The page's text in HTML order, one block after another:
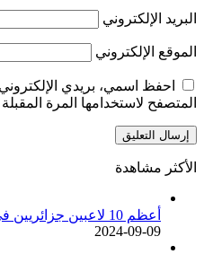
البريد الإلكتروني
الموقع الإلكتروني
احفظ اسمي، بريدي
المتصفح لاستخدامها المرة
الأكثر مشاهدة
أعظم 10 لاعبين جزائريين في تاريخ كرة القدم
2024-09-09